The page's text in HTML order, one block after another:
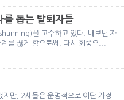
를 돕는 탈퇴자들
을 고수하고 있다. 내보낸 자
를 끊게 함으로써, 다시 회중으...
지만, 2세들은 운명적으로 이단 가정